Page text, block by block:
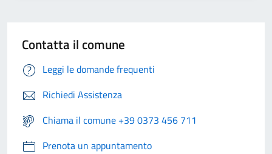
Contatta il comune
Leggi le domande frequenti
Richiedi Assistenza
Chiama il comune +39 0373 456 711
Prenota un appuntamento